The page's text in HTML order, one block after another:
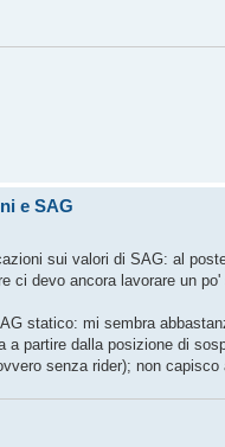
e SAG
sui valori di SAG: al
ci devo ancora lavorare un po'
statico: mi sembra
partire dalla posizione di
senza rider); non capisco